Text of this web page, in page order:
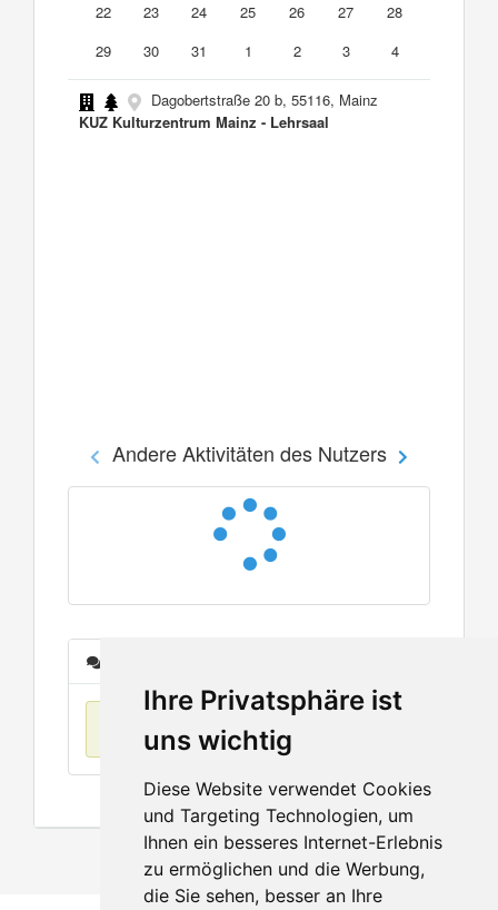
Ihre Privatsphäre ist
uns wichtig
Diese Website verwendet Cookies
und Targeting Technologien, um
Ihnen ein besseres Internet-Erlebnis
zu ermöglichen und die Werbung,
die Sie sehen, besser an Ihre
22
23 24 25 26 27
28
29
30 31 1 2 3 4
Dagobertstraße 20 b, 55116, Mainz
KUZ Kulturzentrum Mainz - Lehrsaal
Andere Aktivitäten des Nutzers
Keine Einträge